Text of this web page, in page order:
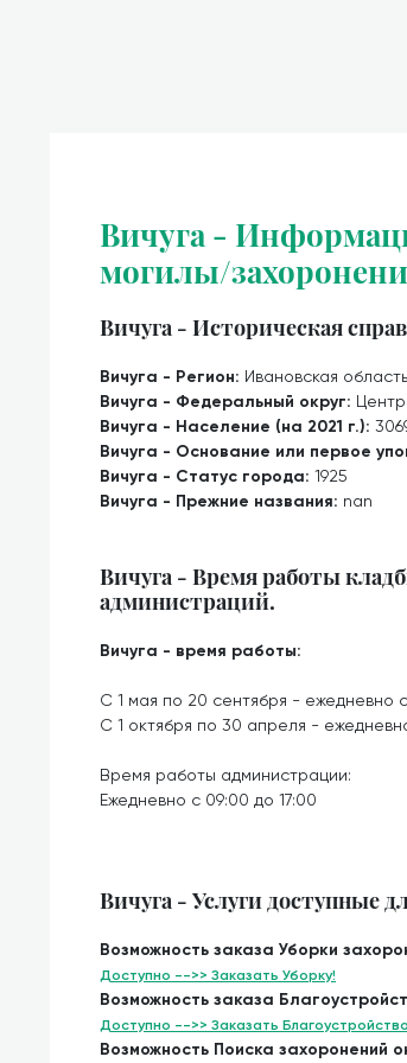
Вичуга -
могилы/
Вичуга - Историческая
Вичуга - Регион: Ивановская область
Вичуга - Федеральный округ:
Вичуга - Население (на 2021 г.):
Вичуга - Основание или первое
Вичуга - Статус города: 1925
Вичуга - Прежние названия: nan
Вичуга - Время работы
администраций.
Вичуга - время работы:
С 1 мая по 20 сентября - ежедневно
С 1 октября по 30 апреля -
Время работы администрации:
Ежедневно с 09:00 до 17:00
Вичуга - Услуги доступные
Возможность заказа Уборки
Доступно -->> Заказать Уборку!
Возможность заказа
Доступно -->> Заказать
Возможность Поиска захоронений